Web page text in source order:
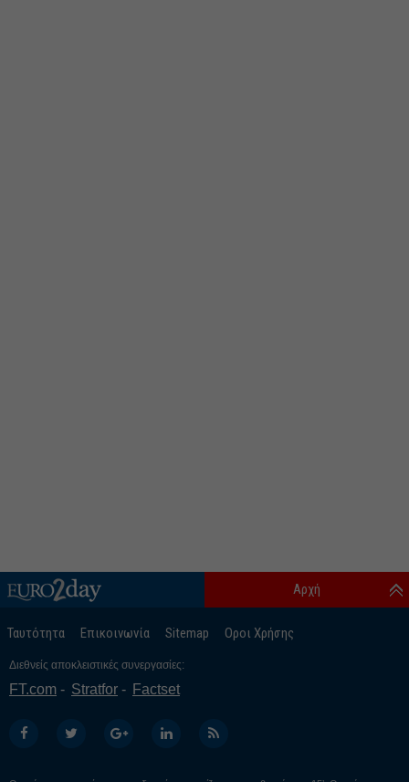
Ταυτότητα Επικοινωνία Sitemap Οροι Χρήσης
Αρχή
Διεθνείς αποκλειστικές συνεργασίες:
FT.com Stratfor Factset